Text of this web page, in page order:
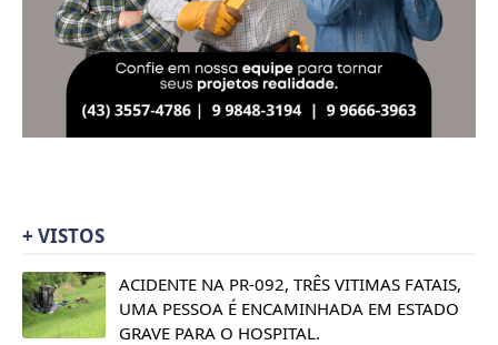
+ VISTOS
ACIDENTE NA PR-092, TRÊS VITIMAS FATAIS,
UMA PESSOA É ENCAMINHADA EM ESTADO
GRAVE PARA O HOSPITAL.